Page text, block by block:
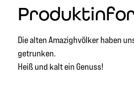
Die alten Amazighvölker haben
getrunken.
Heiß und kalt ein Genuss!